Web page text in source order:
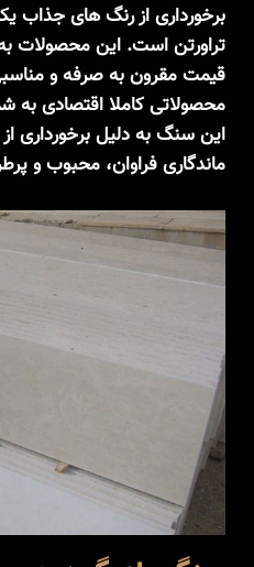
برخورداری از رنگ های جذاب
تراورتن است. این محصولات
قیمت مقرون به صرفه و
محصولاتی کاملا اقتصادی به
این سنگ به دلیل برخورداری از
ماندگاری فراوان، محبوب و